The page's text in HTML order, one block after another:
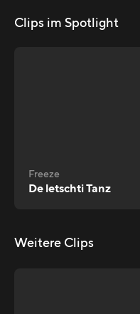
Clips im Spotlight
Freeze
De letschti Tanz
Weitere Clips